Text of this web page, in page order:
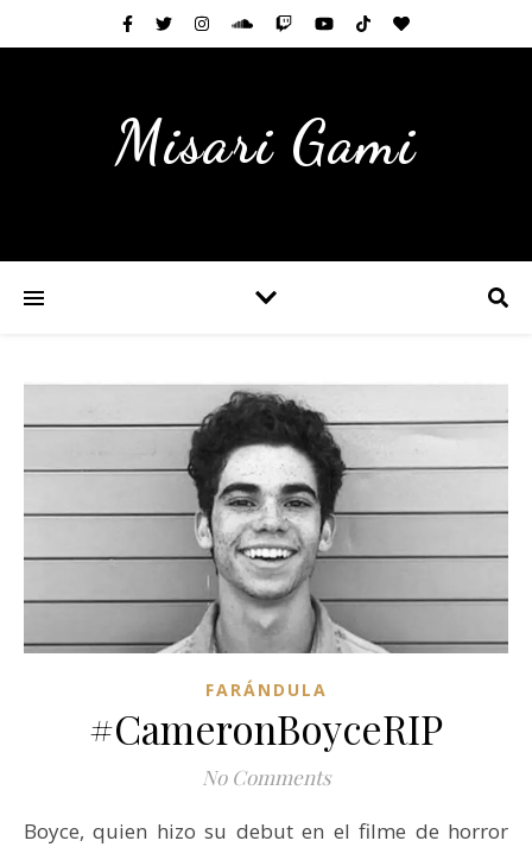
Misari Gami
FARÁNDULA
#CameronBoyceRIP
No Comments
Boyce, quien hizo su debut en el filme de horror